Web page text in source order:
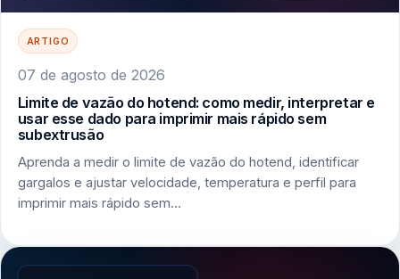
ARTIGO
07 de agosto de 2026
Limite de vazão do hotend: como medir, interpretar e
usar esse dado para imprimir mais rápido sem
subextrusão
Aprenda a medir o limite de vazão do hotend, identificar
gargalos e ajustar velocidade, temperatura e perfil para
imprimir mais rápido sem…